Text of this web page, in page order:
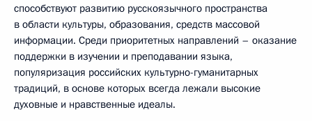
способствуют развитию русскоязычного пространства
в области культуры, образования, средств массовой
информации. Среди приоритетных направлений – оказание
поддержки в изучении и преподавании языка,
популяризация российских культурно-гуманитарных
традиций, в основе которых всегда лежали высокие
духовные и нравственные идеалы.